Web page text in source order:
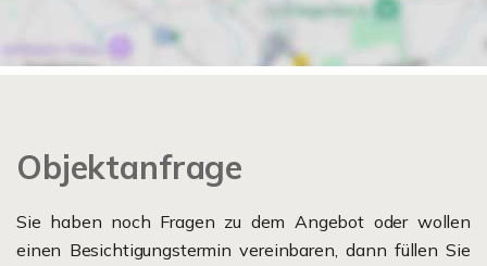
Objektanfrage
Sie haben noch Fragen zu dem Angebot oder wollen
einen Besichtigungstermin vereinbaren, dann füllen Sie